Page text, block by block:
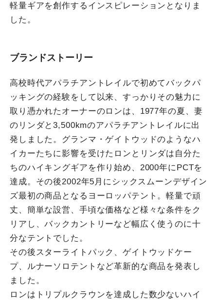
軽量ギアを創作するインスピレーションとなりま
した。
ブランドストーリー
高校時代アパラチアントレイルで初めてバックパ
ッキングの経験をして以来、すっかりその魅力に
取り憑かれたオーナーのロンは、1977年の夏、妻
のリンダと3,500kmのアパラチアントレイルに出
発しました。グランマ・ゲイトウッドのようなハ
イカーたちに影響を受けたロンとリンダは自分た
ちのハイキングギアを作り始め、2000年にPCTを
達成。その後2002年5月にシックスムーンデザイン
ズ最初の商品となるヨーロッパテント。軽量で頑
丈、簡単な設営、手頃な価格など様々な条件をク
リアし、バックカントリーなど幅広く使うのに十
分なテントでした。
その後スターライトパック、ゲイトウッドケー
プ、ルナーソロテントなど革新的な商品を発表し
ました。
ロンはトリプルクラウンを達成した数少ないハイ